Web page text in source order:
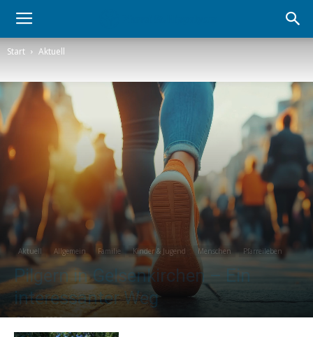
Start Aktuell
Aktuell Allgemein Familie Kinder & Jugend Menschen Pfarreileben
Pilgern in Gelsenkirchen – Ein
interessanter Weg
24. Juni 2026